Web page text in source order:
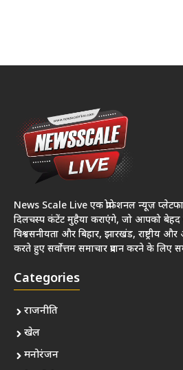
News Scale Live एक प्रोफेशनल न्यूज़
दिलचस्प कंटेंट मुहैया कराएंगे, जो आपको
विश्वसनीयता और बिहार, झारखंड, राष्ट्रीय और
करते हुए सर्वोत्तम समाचार प्रदान करने के लिए
Categories
राजनीति
खेल
मनोरंजन